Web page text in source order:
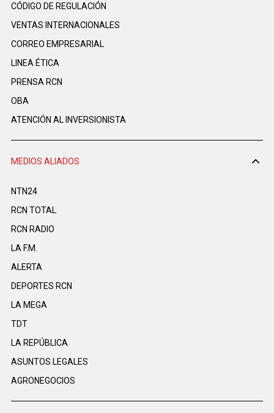
CÓDIGO DE REGULACIÓN
VENTAS INTERNACIONALES
CORREO EMPRESARIAL
LINEA ÉTICA
PRENSA RCN
OBA
ATENCIÓN AL INVERSIONISTA
MEDIOS ALIADOS
NTN24
RCN TOTAL
RCN RADIO
LA F.M.
ALERTA
DEPORTES RCN
LA MEGA
TDT
LA REPÚBLICA
ASUNTOS LEGALES
AGRONEGOCIOS